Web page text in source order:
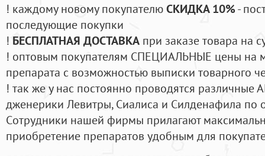
! каждому новому покупателюСКИДКА 10%-
последующие покупки
! БЕСПЛАТНАЯ ДОСТАВКА при заказе товара на
! оптовым покупателям СПЕЦИАЛЬНЫЕ цены на
препарата с возможностью выписки товарного
! так же у нас постоянно проводятся
дженерики Левитры, Сиалиса и Силденафила по
Cотрудники нашей фирмы прилагают
приобретение препаратов удобным для